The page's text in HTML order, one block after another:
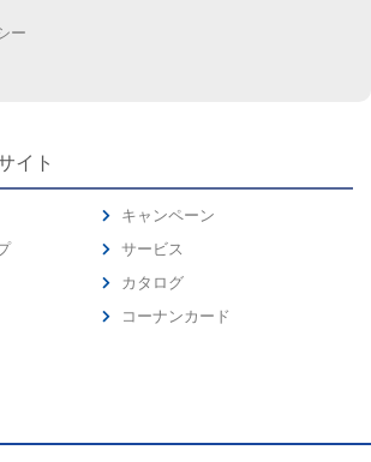
ー
イト
キャンペーン
サービス
カタログ
コーナンカード